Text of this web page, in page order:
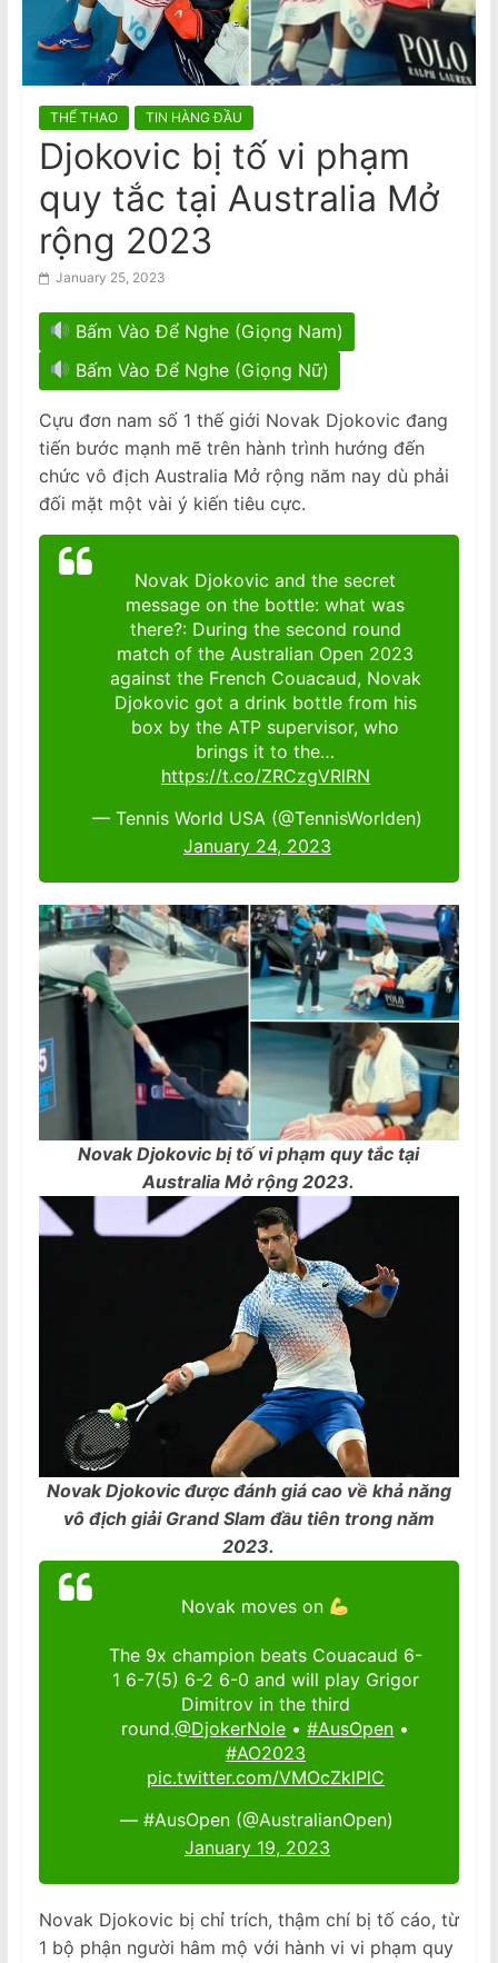
a
m
s
e
N
e
w
s
p
a
p
r
AVRNC: Phản Đối Tổng Bí Thư Kiêm
Chủ Tịch Nhà Nước CSVN Tô Lâm
Đến Úc Châu
THỂ THAO TIN HÀNG ĐẦU
Djokovic bị tố vi phạm
quy tắc tại Australia Mở
rộng 2023
January 25, 2023
Bấm Vào Để Nghe (Giọng Nam)
Bấm Vào Để Nghe (Giọng Nữ)
Cựu đơn nam số 1 thế giới Novak Djokovic đang
tiến bước mạnh mẽ trên hành trình hướng đến
chức vô địch Australia Mở rộng năm nay dù phải
đối mặt một vài ý kiến tiêu cực.
Novak Djokovic and the secret
message on the bottle: what was
there?: During the second round
match of the Australian Open 2023
against the French Couacaud, Novak
Djokovic got a drink bottle from his
box by the ATP supervisor, who
brings it to the…
https://t.co/ZRCzgVRlRN
— Tennis World USA (@TennisWorlden)
January 24, 2023
Novak Djokovic bị tố vi phạm quy tắc tại
Australia Mở rộng 2023.
Novak Djokovic được đánh giá cao về khả năng
vô địch giải Grand Slam đầu tiên trong năm
2023.
Novak moves on
The 9x champion beats Couacaud 6-
1 6-7(5) 6-2 6-0 and will play Grigor
Dimitrov in the third
round.@DjokerNole •#AusOpen •
#AO2023
pic.twitter.com/VMOcZklPlC
— #AusOpen (@AustralianOpen)
January 19, 2023
Novak Djokovic bị chỉ trích, thậm chí bị tố cáo, từ
1 bộ phận người hâm mộ với hành vi vi phạm quy